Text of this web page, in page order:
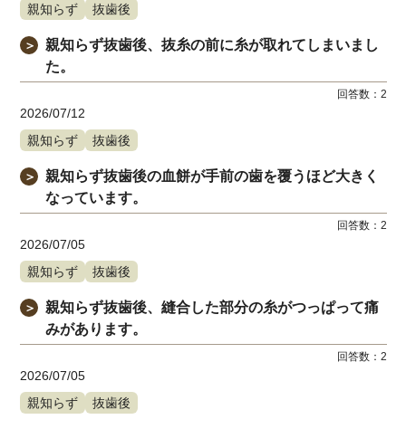
親知らず
抜歯後
＞
親知らず抜歯後、抜糸の前に糸が取れてしまいまし
た。
回答数： 2
2026/07/12
親知らず
抜歯後
＞
親知らず抜歯後の血餅が手前の歯を覆うほど大きく
なっています。
回答数： 2
2026/07/05
親知らず
抜歯後
＞
親知らず抜歯後、縫合した部分の糸がつっぱって痛
みがあります。
回答数： 2
2026/07/05
親知らず
抜歯後